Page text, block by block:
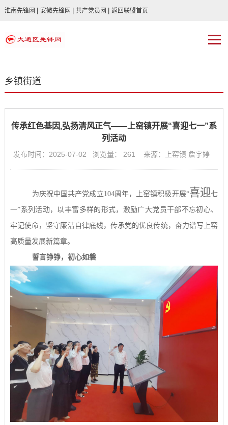
淮南先锋网 安徽先锋网 共产党员网 返回联盟首页
乡镇街道
传承红色基因,弘扬清风正气——上窑镇开展“喜迎七一”系
列活动
发布时间：2025-07-02 浏览量： 261 来源：上窑镇 詹宇婷
为庆祝中国共产党成立104周年，上窑镇积极开展“喜迎七
一”系列活动，以丰富多样的形式，激励广大党员干部不忘初心、
牢记使命，坚守廉洁自律底线，传承党的优良传统，奋力谱写上窑
高质量发展新篇章。
誓言铮铮，初心如磐